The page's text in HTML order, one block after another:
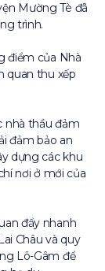
Mường Tè đã
trình.
điểm của Nhà
quan thu xếp
nhà thầu đảm
đảm bảo an
dựng các khu
nơi ở mới của
đẩy nhanh
Châu và quy
Lô-Gâm để